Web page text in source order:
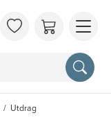
OM
FAQ
Utdrag